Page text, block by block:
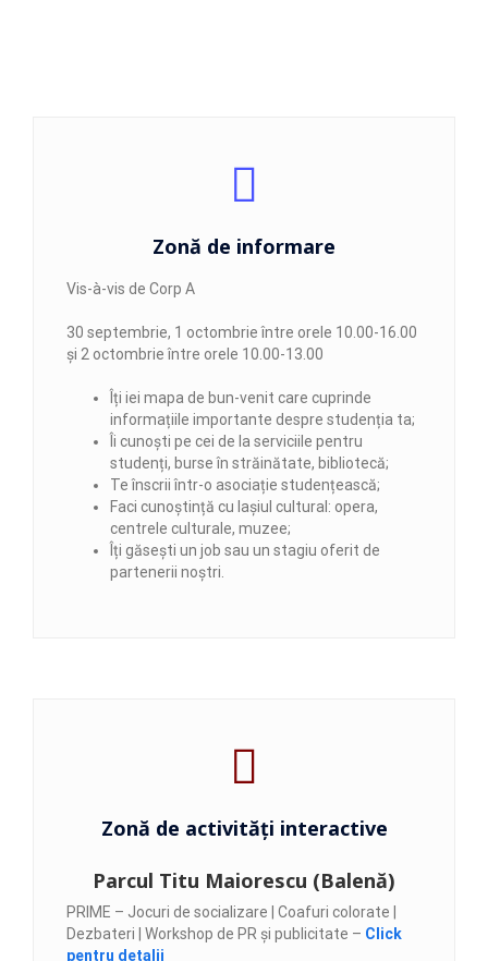
Zonă de informare
Vis-à-vis de Corp A
30 septembrie, 1 octombrie între orele 10.00-16.00
și 2 octombrie între orele 10.00-13.00
Îți iei mapa de bun-venit care cuprinde
informațiile importante despre studenția ta;
Îi cunoști pe cei de la serviciile pentru
studenți, burse în străinătate, bibliotecă;
Te înscrii într-o asociație studențească;
Faci cunoștință cu Iașiul cultural: opera,
centrele culturale, muzee;
Îți găsești un job sau un stagiu oferit de
partenerii noștri.
Zonă de activități interactive
Parcul Titu Maiorescu (Balenă)
PRIME – Jocuri de socializare | Coafuri colorate |
Dezbateri | Workshop de PR și publicitate – Click
pentru detalii